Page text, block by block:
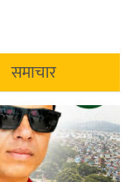
समाचार